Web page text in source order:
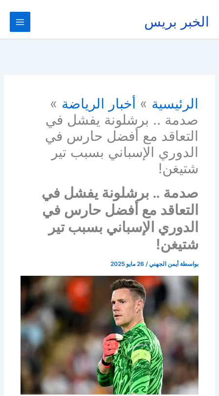
المحتوى
الخبر بريس
الرئيسية
أخبار الرياضة
صدمة .. برشلونة يفشل في
التعاقد مع أفضل حارس في
الدوري الإسباني بسبب تير
شتيغن!
صدمة .. برشلونة يفشل في
التعاقد مع أفضل حارس في
الدوري الإسباني بسبب تير
شتيغن!
بواسطة أيمن الجهني/ 26 مايو 2025